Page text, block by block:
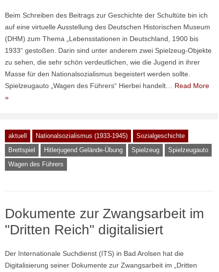
Beim Schreiben des Beitrags zur Geschichte der Schultüte bin ich
auf eine virtuelle Ausstellung des Deutschen Historischen Museum
(DHM) zum Thema „Lebensstationen in Deutschland, 1900 bis
1933“ gestoßen. Darin sind unter anderem zwei Spielzeug-Objekte
zu sehen, die sehr schön verdeutlichen, wie die Jugend in ihrer
Masse für den Nationalsozialismus begeistert werden sollte.
Spielzeugauto „Wagen des Führers“ Hierbei handelt… Read More
»
aktuell Nationalsozialismus (1933-1945)
Sozialgeschichte
Brettspiel
Hitlerjugend Gelände-Übung Spielzeug
Spielzeugauto
Wagen des Führers
Dokumente zur Zwangsarbeit im
"Dritten Reich" digitalisiert
Der Internationale Suchdienst (ITS) in Bad Arolsen hat die
Digitalisierung seiner Dokumente zur Zwangsarbeit im „Dritten